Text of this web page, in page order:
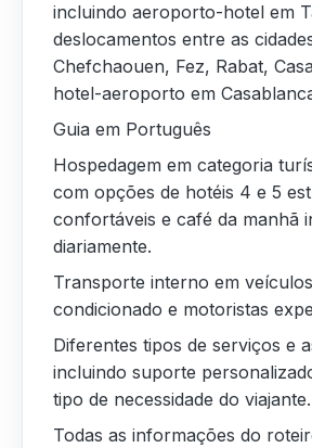
incluindo aeroporto-hotel em
deslocamentos entre as
Chefchaouen, Fez, Rabat,
hotel-aeroporto em
Guia em Português
Hospedagem em categoria
com opções de hotéis 4 e 5
confortáveis e café da manhã
diariamente.
Transporte interno em
condicionado e motoristas
Diferentes tipos de serviços e
incluindo suporte
tipo de necessidade do viajante.
Todas as informações do